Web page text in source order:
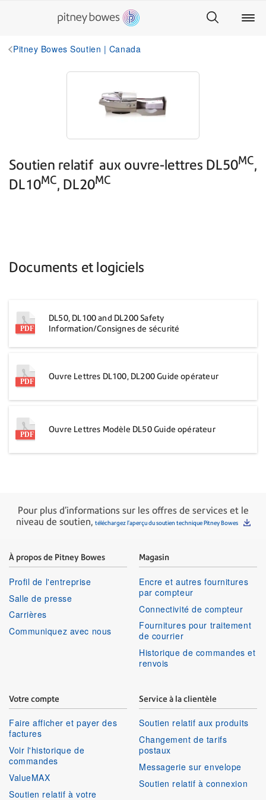
Pitney Bowes Soutien | Canada
Soutien relatif aux ouvre-lettres DL50MC,
DL10MC, DL20MC
Documents et logiciels
DL50, DL100 and DL200 Safety
Information/Consignes de sécurité
Ouvre Lettres DL100, DL200 Guide opérateur
Ouvre Lettres Modèle DL50 Guide opérateur
Pour plus d'informations sur les offres de services et le
niveau de soutien, téléchargez l'aperçu du soutien technique Pitney Bowes
À propos de Pitney Bowes
Profil de l'entreprise
Salle de presse
Carrières
Communiquez avec nous
Magasin
Encre et autres fournitures
par compteur
Connectivité de compteur
Fournitures pour traitement
de courrier
Historique de commandes et
renvois
Votre compte
Faire afficher et payer des
factures
Voir l'historique de
commandes
ValueMAX
Soutien relatif à votre
Service à la clientèle
Soutien relatif aux produits
Changement de tarifs
postaux
Messagerie sur envelope
Soutien relatif à connexion